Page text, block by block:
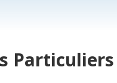
Particuliers